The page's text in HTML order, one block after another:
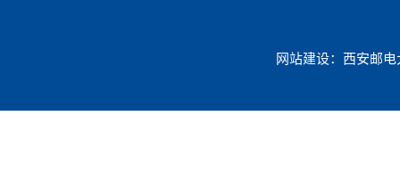
网站建设：西安邮